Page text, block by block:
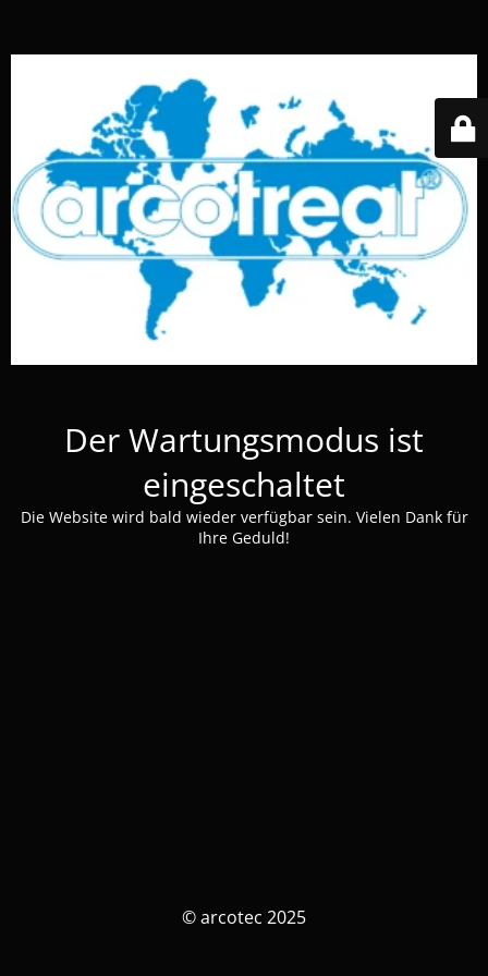
Der Wartungsmodus ist
eingeschaltet
Die Website wird bald wieder verfügbar sein. Vielen Dank für
Ihre Geduld!
© arcotec 2025